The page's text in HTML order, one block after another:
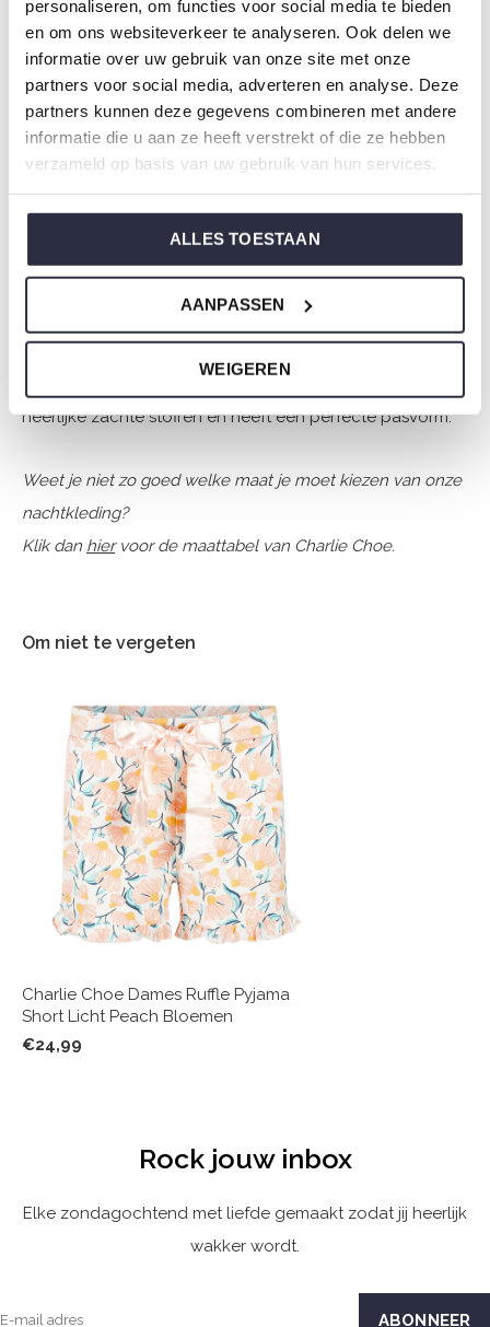
personaliseren, om functies voor social media te bieden
en om ons websiteverkeer te analyseren. Ook delen we
informatie over uw gebruik van onze site met onze
partners voor social media, adverteren en analyse. Deze
partners kunnen deze gegevens combineren met andere
informatie die u aan ze heeft verstrekt of die ze hebben
verzameld op basis van uw gebruik van hun services.
ALLES TOESTAAN
AANPASSEN
WEIGEREN
Specificaties
Merk: Charlie Choe
Seizoen: Spring/Summer 2026
Thema: N Amalfi Coast
Collectie: Dames
Type:Pyjama's
heerlijke zachte stoffen en heeft een perfecte pasvorm.
Weet je niet zo goed welke maat je moet kiezen van onze
nachtkleding?
Klik dan hiervoor de maattabel van Charlie Choe.
Om niet te vergeten
Charlie Choe Dames Ruffle Pyjama
Short Licht Peach Bloemen
€24,99
Rock jouw inbox
Elke zondagochtend met liefde gemaakt zodat jij heerlijk
wakker wordt.